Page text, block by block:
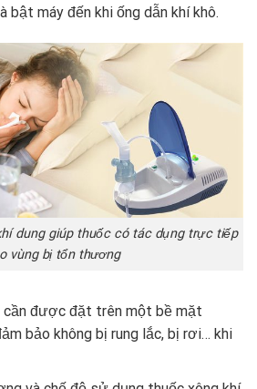
bật máy đến khi ống dẫn khí khô.
dung giúp thuốc có tác dụng trực tiếp
vùng bị tổn thương
cần được đặt trên một bề mặt
bảo không bị rung lắc, bị rơi… khi